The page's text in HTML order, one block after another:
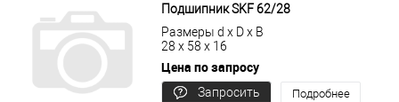
Подшипник SKF 62/28
Размеры d x D x B
28 x 58 x 16
Цена по запросу
Запросить
Подробнее